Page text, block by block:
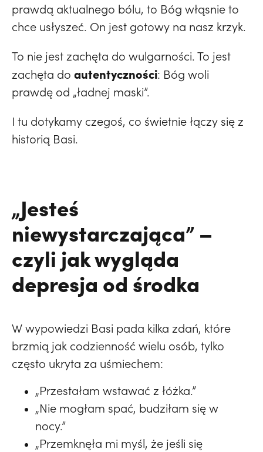
prawdą aktualnego bólu, to Bóg włąsnie to
chce usłyszeć. On jest gotowy na nasz krzyk.
To nie jest zachęta do wulgarności. To jest
zachęta do autentyczności: Bóg woli
prawdę od „ładnej maski”.
I tu dotykamy czegoś, co świetnie łączy się z
historią Basi.
„Jesteś
niewystarczająca” –
czyli jak wygląda
depresja od środka
W wypowiedzi Basi pada kilka zdań, które
brzmią jak codzienność wielu osób, tylko
często ukryta za uśmiechem:
„Przestałam wstawać z łóżka.”
„Nie mogłam spać, budziłam się w
nocy.”
„Przemknęła mi myśl, że jeśli się